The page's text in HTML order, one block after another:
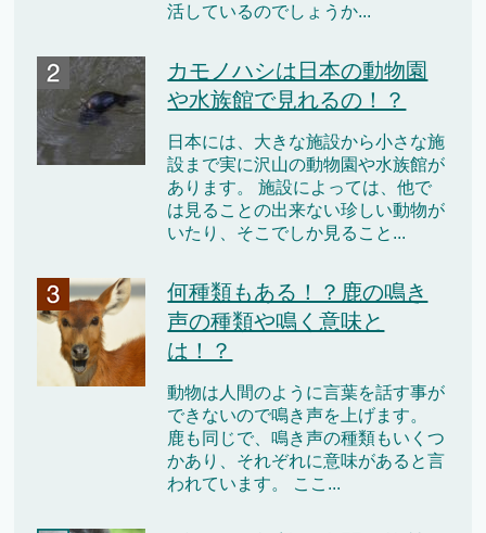
活しているのでしょうか...
カモノハシは日本の動物園
や水族館で見れるの！？
日本には、大きな施設から小さな施
設まで実に沢山の動物園や水族館が
あります。 施設によっては、他で
は見ることの出来ない珍しい動物が
いたり、そこでしか見ること...
何種類もある！？鹿の鳴き
声の種類や鳴く意味と
は！？
動物は人間のように言葉を話す事が
できないので鳴き声を上げます。
鹿も同じで、鳴き声の種類もいくつ
かあり、それぞれに意味があると言
われています。 ここ...